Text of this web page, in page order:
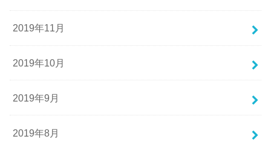
2019年11月
2019年10月
2019年9月
2019年8月